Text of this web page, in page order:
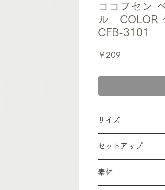
ココフセン
ル COLOR
CFB-3101
￥209
サイズ
・ふせん：Ｗ４２✕
・外装サイズ：W
セットアップ
２５枚綴り×２束＝
素材